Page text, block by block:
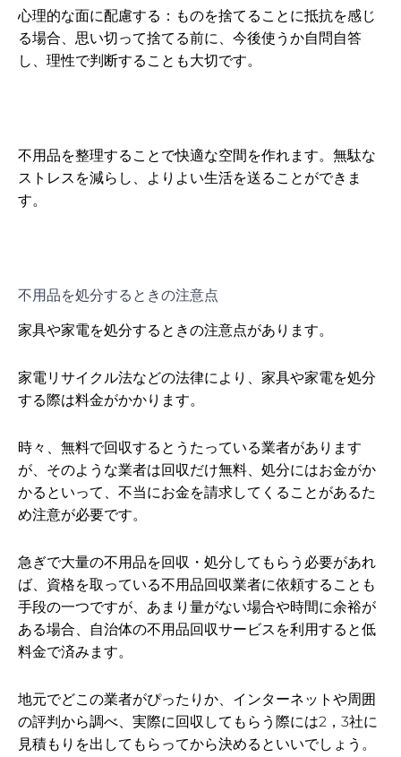
心理的な面に配慮する：ものを捨てることに抵抗を感じ
る場合、思い切って捨てる前に、今後使うか自問自答
し、理性で判断することも大切です。
不用品を整理することで快適な空間を作れます。無駄な
ストレスを減らし、よりよい生活を送ることができま
す。
不用品を処分するときの注意点
家具や家電を処分するときの注意点があります。
家電リサイクル法などの法律により、家具や家電を処分
する際は料金がかかります。
時々、無料で回収するとうたっている業者があります
が、そのような業者は回収だけ無料、処分にはお金がか
かるといって、不当にお金を請求してくることがあるた
め注意が必要です。
急ぎで大量の不用品を回収・処分してもらう必要があれ
ば、資格を取っている不用品回収業者に依頼することも
手段の一つですが、あまり量がない場合や時間に余裕が
ある場合、自治体の不用品回収サービスを利用すると低
料金で済みます。
地元でどこの業者がぴったりか、インターネットや周囲
の評判から調べ、実際に回収してもらう際には2，3社に
見積もりを出してもらってから決めるといいでしょう。